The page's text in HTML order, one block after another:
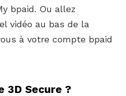
bpaid. Ou allez
vidéo au bas de la
à votre compte bpaid
3D Secure ?